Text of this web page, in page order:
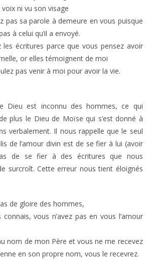
ni vu son visage
pas sa parole à demeure en vous puisque
à celui qu’il a envoyé.
les écritures parce que vous pensez avoir
or elles témoignent de moi
pas venir à moi pour avoir la vie.
Dieu est inconnu des hommes, ce qui
plus le Dieu de Moïse qui s’est donné à
verbalement. Il nous rappelle que le seul
de l’amour divin est de se fier à lui (avoir
de se fier à des écritures que nous
surcroît. Cette erreur nous tient éloignés
de gloire des hommes,
vous n’avez pas en vous l’amour
nom de mon Père et vous ne me recevez
en son propre nom, vous le recevrez.